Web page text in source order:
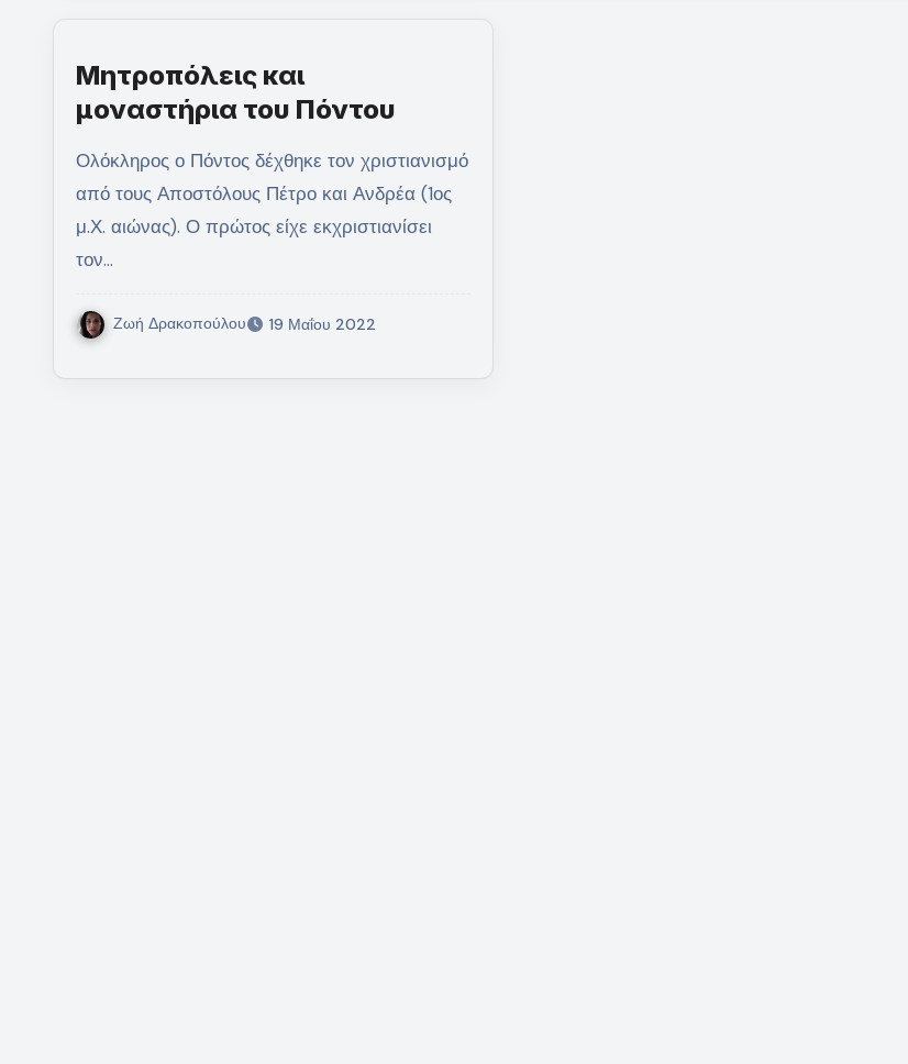
Μητροπόλεις και
μοναστήρια του Πόντου
Ολόκληρος ο Πόντος δέχθηκε τον χριστιανισμό
από τους Αποστόλους Πέτρο και Ανδρέα (1ος
μ.Χ. αιώνας). Ο πρώτος είχε εκχριστιανίσει
τον…
Ζωή Δρακοπούλου 19 Μαΐου 2022